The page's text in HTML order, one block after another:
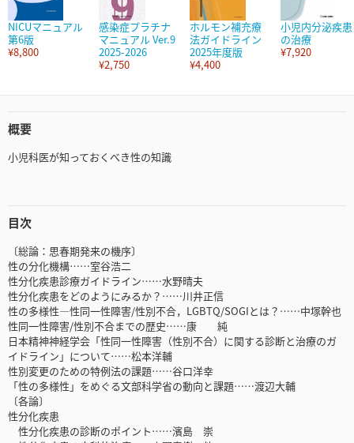
NICUマニュアル
第6版
¥8,800
感染症プラチナ
マニュアル Ver.9
2025-2026
¥2,750
ホルモン補充療
法ガイドライン
2025年度版
¥4,400
小児内分泌疾患
の治療
¥7,920
概要
小児科医が知っておくべき性の知識
目次
〔総論：思春期発来の機序〕
性の分化機構……室谷浩二
性分化疾患診療ガイドライン……水野晴夫
性分化疾患をどのようにみるか？……川井正信
性の多様性―性同一性障害/性別不合，LGBTQ/SOGIとは？……中塚幹也
性同一性障害/性別不合までの歴史……康 純
日本精神神経学会「性同一性障害（性別不合）に関する診断と治療のガ
イドライン」について……松本洋輔
性別変更のための特例法の課題……谷口洋幸
「性の多様性」をめぐる文部科学省の動向と課題……渡辺大輔
〔各論〕
性分化疾患
性分化疾患の診断のポイント……濱島 崇